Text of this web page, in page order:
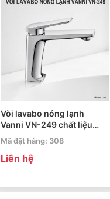
Vòi lavabo nóng lạnh
Vanni VN-249 chất liệu
đồng thau mạ crome
Mã đặt hàng: 308
Liên hệ